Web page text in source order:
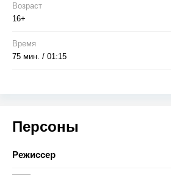
Возраст
16+
Время
75 мин. / 01:15
Персоны
Режиссер